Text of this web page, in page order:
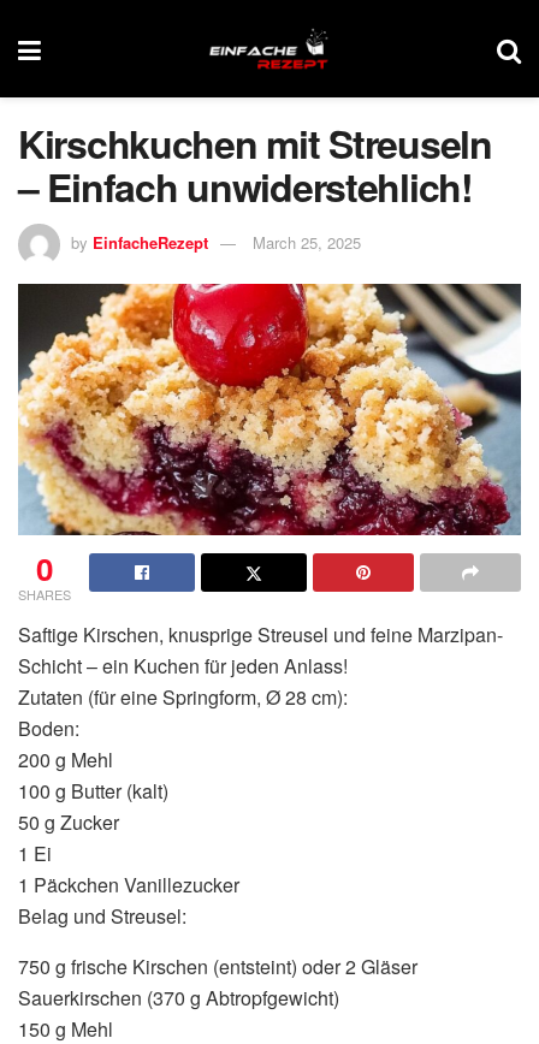
Kirschkuchen mit Streuseln
– Einfach unwiderstehlich!
by EinfacheRezept March 25, 2025
0
SHARES
Saftige Kirschen, knusprige Streusel und feine Marzipan-
Schicht – ein Kuchen für jeden Anlass!
Zutaten (für eine Springform, Ø 28 cm):
Boden:
200 g Mehl
100 g Butter (kalt)
50 g Zucker
1 Ei
1 Päckchen Vanillezucker
Belag und Streusel:
750 g frische Kirschen (entsteint) oder 2 Gläser
Sauerkirschen (370 g Abtropfgewicht)
150 g Mehl